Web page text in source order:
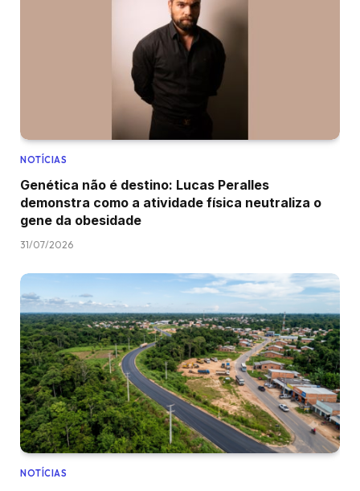
NOTÍCIAS
Genética não é destino: Lucas Peralles
demonstra como a atividade física neutraliza o
gene da obesidade
31/07/2026
NOTÍCIAS